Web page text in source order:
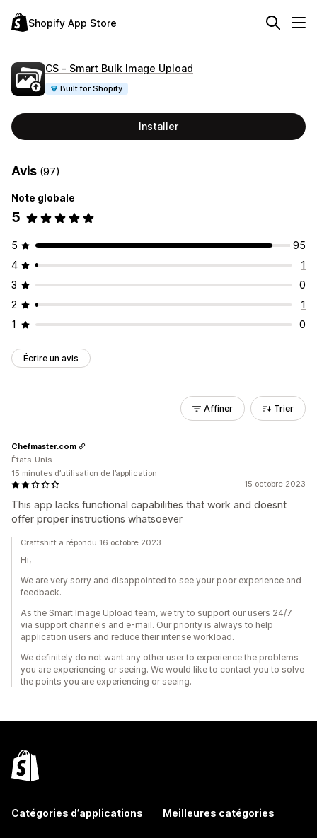
Shopify App Store
CS ‑ Smart Bulk Image Upload
Built for Shopify
Installer
Avis (97)
Note globale
5
5
95
4
1
3
0
2
1
1
0
Écrire un avis
Affiner Trier
15 octobre 2023
This app lacks functional capabilities that work and doesnt
offer proper instructions whatsoever
Chefmaster.com
États-Unis
15 minutes d’utilisation de l’application
Craftshift a répondu 16 octobre 2023
Hi,
We are very sorry and disappointed to see your poor experience and
feedback.
As the Smart Image Upload team, we try to support our users 24/7
via support channels and e-mail. Our priority is always to help
application users and reduce their intense workload.
We definitely do not want any other user to experience the problems
you are experiencing or seeing. We would like to contact you to solve
the points you are experiencing or seeing.
Catégories d’applications Meilleures catégories